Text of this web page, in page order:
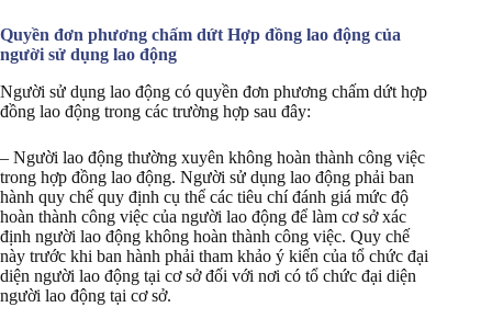
Quyền đơn phương chấm dứt Hợp đồng lao động của
người sử dụng lao động
Người sử dụng lao động có quyền đơn phương chấm dứt hợp
đồng lao động trong các trường hợp sau đây:
– Người lao động thường xuyên không hoàn thành công việc
trong hợp đồng lao động. Người sử dụng lao động phải ban
hành quy chế quy định cụ thể các tiêu chí đánh giá mức độ
hoàn thành công việc của người lao động để làm cơ sở xác
định người lao động không hoàn thành công việc. Quy chế
này trước khi ban hành phải tham khảo ý kiến của tổ chức đại
diện người lao động tại cơ sở đối với nơi có tổ chức đại diện
người lao động tại cơ sở.